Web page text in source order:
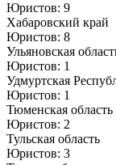
Юристов: 9
Хабаровский край
Юристов: 8
Ульяновская
Юристов: 1
Удмуртская
Юристов: 1
Тюменская область
Юристов: 2
Тульская область
Юристов: 3